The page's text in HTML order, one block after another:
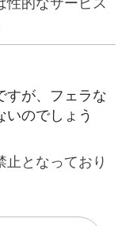
すが、フェラな
いのでしょう
となっており